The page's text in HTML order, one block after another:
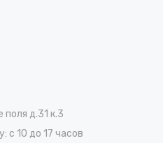
поля д.31 к.3
с 10 до 17 часов